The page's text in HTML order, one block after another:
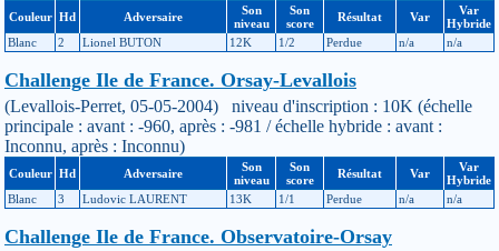
Couleur Hd Adversaire
Son
niveau
Son
score
Résultat Var
Var
Hybride
Blanc
2 Lionel BUTON 12K 1/2 Perdue n/a n/a
Challenge Ile de France. Orsay-Levallois
(Levallois-Perret, 05-05-2004) niveau d'inscription : 10K (échelle
principale : avant : -960, après : -981 / échelle hybride : avant :
Inconnu, après : Inconnu)
Couleur Hd Adversaire
Son
niveau
Son
score
Résultat Var
Var
Hybride
Blanc
3 Ludovic LAURENT 13K 1/1 Perdue n/a n/a
Challenge Ile de France. Observatoire-Orsay